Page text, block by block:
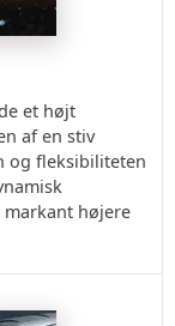
et højt
af en stiv
og fleksibiliteten
højere